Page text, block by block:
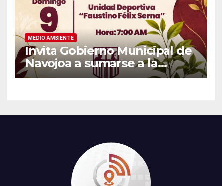
MEDIO AMBIENTE
Invita Gobierno Municipal de
Navojoa a sumarse a la
Jornada Nacional de